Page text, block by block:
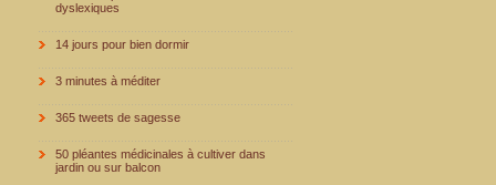
dyslexiques
14 jours pour bien dormir
3 minutes à méditer
365 tweets de sagesse
50 pléantes médicinales à cultiver dans
jardin ou sur balcon